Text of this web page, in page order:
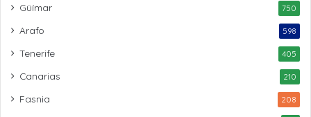
Güímar 750
Arafo 598
Tenerife 405
Canarias 210
Fasnia 208